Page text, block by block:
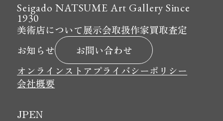
Seigado NATSUME Art Gallery Since
1930
美術店について展示会取扱作家買取査定
お知らせ
お問い合わせ
オンラインストア プライバシーポリシー
会社概要
JPEN